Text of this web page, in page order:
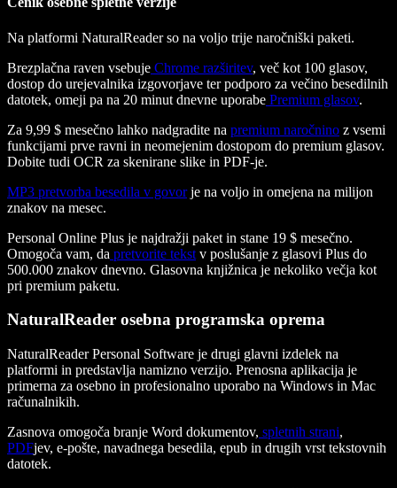
Na platformi NaturalReader so na voljo trije naročniški paketi.
Brezplačna raven vsebuje Chrome razširitev, več kot 100 glasov,
dostop do urejevalnika izgovorjave ter podporo za večino besedilnih
datotek, omeji pa na 20 minut dnevne uporabe Premium glasov.
Za 9,99 $ mesečno lahko nadgradite na premium naročnino z vsemi
funkcijami prve ravni in neomejenim dostopom do premium glasov.
Dobite tudi OCR za skenirane slike in PDF-je.
MP3 pretvorba besedila v govorje na voljo in omejena na milijon
znakov na mesec.
Personal Online Plus je najdražji paket in stane 19 $ mesečno.
Omogoča vam, da pretvorite tekst v poslušanje z glasovi Plus do
500.000 znakov dnevno. Glasovna knjižnica je nekoliko večja kot
pri premium paketu.
NaturalReader osebna programska oprema
NaturalReader Personal Software je drugi glavni izdelek na
platformi in predstavlja namizno verzijo. Prenosna aplikacija je
primerna za osebno in profesionalno uporabo na Windows in Mac
računalnikih.
Zasnova omogoča branje Word dokumentov, spletnih strani,
PDFjev, e-pošte, navadnega besedila, epub in drugih vrst tekstovnih
datotek.